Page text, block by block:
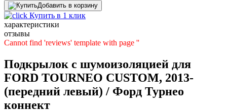
Добавить в корзину
Купить в 1 клик
характеристики
отзывы
Cannot find 'reviews' template with page ''
Подкрылок с шумоизоляцией для
FORD TOURNEO CUSTOM, 2013-
(передний левый) / Форд Турнео
коннект